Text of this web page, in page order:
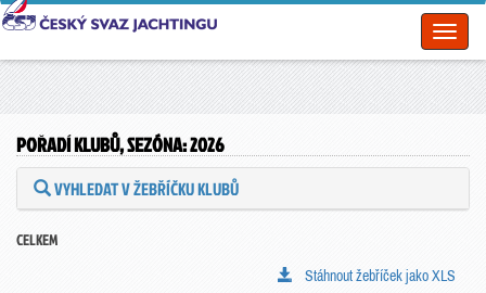
POŘADÍ KLUBŮ, SEZÓNA: 2026
VYHLEDAT V ŽEBŘÍČKU KLUBŮ
CELKEM
Stáhnout žebříček jako XLS